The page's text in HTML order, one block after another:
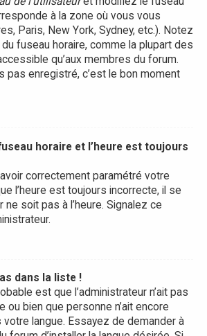
à la zone où vous vous
Paris, New York, Sydney, etc.). Notez
fuseau horaire, comme la plupart des
qu’aux membres du forum.
pas enregistré, c’est le bon moment
horaire et l’heure est toujours
correctement paramétré votre
l’heure est toujours incorrecte, il se
soit pas à l’heure. Signalez ce
dans la liste !
est que l’administrateur n’ait pas
ou bien que personne n’ait encore
votre langue. Essayez de demander à